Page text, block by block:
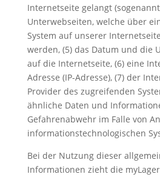
Internetseite gelangt
Unterwebseiten, welche über
System auf unserer
werden, (5) das Datum und die
auf die Internetseite, (6) eine
Adresse (IP-Adresse), (7) der
Provider des zugreifenden
ähnliche Daten und
Gefahrenabwehr im Falle von
informationstechnologischen
Bei der Nutzung dieser
Informationen zieht die